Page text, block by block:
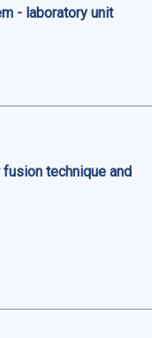
- laboratory unit
technique and